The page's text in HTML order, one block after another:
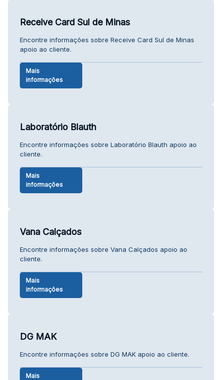
Receive Card Sul de Minas
Encontre informações sobre Receive Card Sul de Minas
apoio ao cliente.
Mais
informações
Laboratório Blauth
Encontre informações sobre Laboratório Blauth apoio ao
cliente.
Mais
informações
Vana Calçados
Encontre informações sobre Vana Calçados apoio ao
cliente.
Mais
informações
DG MAK
Encontre informações sobre DG MAK apoio ao cliente.
Mais